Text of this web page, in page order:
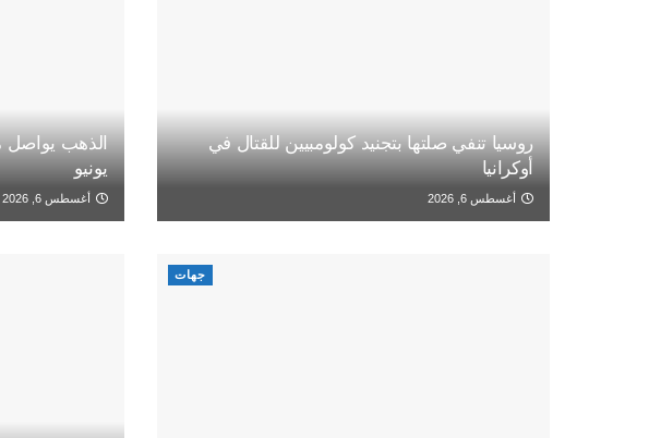
روسيا تنفي صلتها بتجنيد كولومبيين للقتال في
أوكرانيا
أغسطس 6, 2026
الذهب يواصل
يونيو
أغسطس 6, 2026
جهات